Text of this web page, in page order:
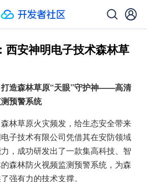
西安神明电子技术森林草
造森林草原“天眼”守护神——高清
预警系统
林草原火灾频发，给生态安全带来
子技术有限公司凭借其在安防领域
，成功研发出了一款集高科技、智
森林防火视频监测预警系统，为森
强有力的技术支撑。